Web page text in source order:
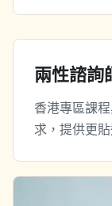
兩性諮詢
香港專區課
求，提供更